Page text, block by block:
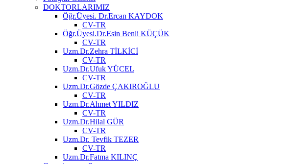
DOKTORLARIMIZ
Öğr.Üyesi. Dr.Ercan KAYDOK
CV-TR
Öğr.Üyesi.Dr.Esin Benli KÜÇÜK
CV-TR
Uzm.Dr.Zehra TİLKİCİ
CV-TR
Uzm.Dr.Ufuk YÜCEL
CV-TR
Uzm.Dr.Gözde ÇAKIROĞLU
CV-TR
Uzm.Dr.Ahmet YILDIZ
CV-TR
Uzm.Dr.Hilal GÜR
CV-TR
Uzm.Dr. Tevfik TEZER
CV-TR
Uzm.Dr.Fatma KILINÇ